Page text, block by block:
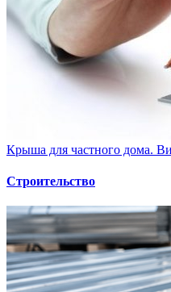
Крыша для частного дома.
Строительство